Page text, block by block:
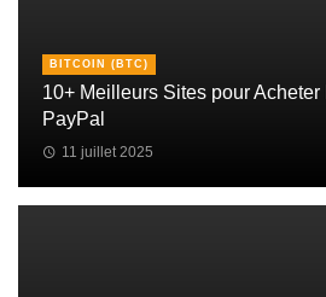
BITCOIN (BTC)
10+ Meilleurs Sites pour
PayPal
11 juillet 2025